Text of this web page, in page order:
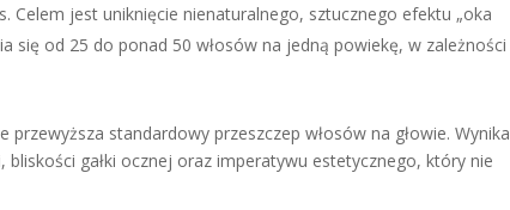
Celem jest uniknięcie nienaturalnego, sztucznego efektu „oka
się od 25 do ponad 50 włosów na jedną powiekę, w zależności
przewyższa standardowy przeszczep włosów na głowie. Wynika
gałki ocznej oraz imperatywu estetycznego, który nie